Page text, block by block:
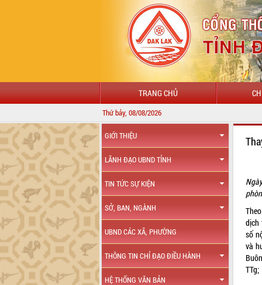
TRANG CHỦ
Thứ bảy, 08/08/2026
GIỚI THIỆU
LÃNH ĐẠO UBND TỈNH
TIN TỨC SỰ KIỆN
SỞ, BAN, NGÀNH
UBND CÁC XÃ, PHƯỜNG
THÔNG TIN CHỈ ĐẠO ĐIỀU HÀNH
HỆ THỐNG VĂN BẢN
dịch
số
và
TTg;